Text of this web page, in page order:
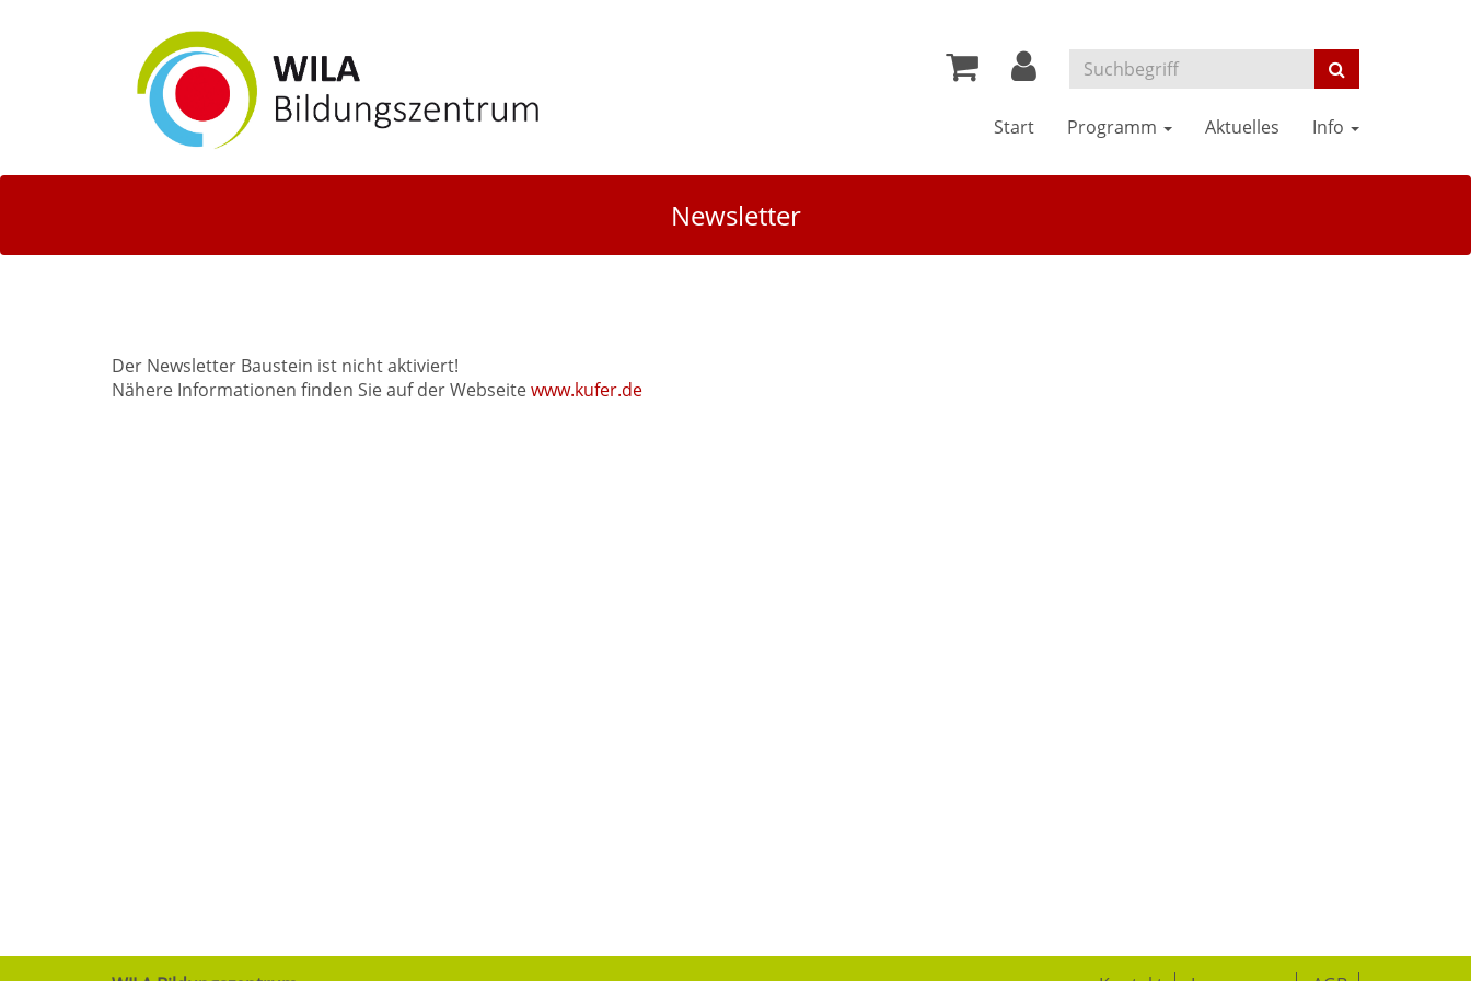
Start Programm Aktuelles Info
Newsletter
Der Newsletter Baustein ist nicht aktiviert!
Nähere Informationen finden Sie auf der Webseitewww.kufer.de